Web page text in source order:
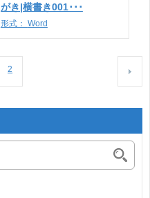
がき|横書き001･･･
形式： Word
2